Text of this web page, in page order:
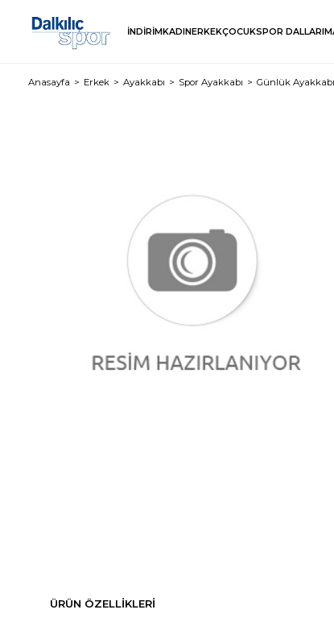
İNDİRİMKADINERKEKÇOCUKSPOR DALLARI
Anasayfa Erkek Ayakkabı Spor Ayakkabı Günlük Ayakkabı
ÜRÜN ÖZELLIKLERI